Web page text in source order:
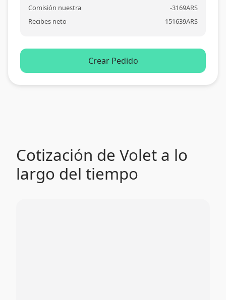
Comisión nuestra -3169ARS
Recibes neto
151639ARS
Crear Pedido
Cotización de Volet a lo
largo del tiempo